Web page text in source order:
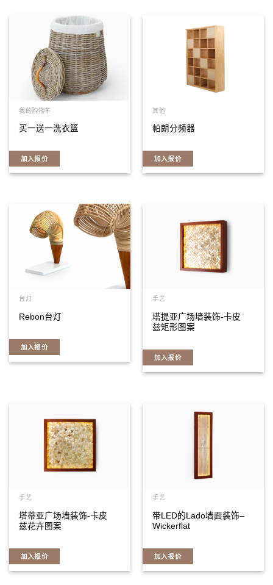
我的购物车
买一送一洗衣篮
加入报价
其他
帕朗分频器
加入报价
台灯
Rebon台灯
加入报价
手艺
塔提亚广场墙装饰-卡皮
兹矩形图案
加入报价
手艺
塔蒂亚广场墙装饰-卡皮
兹花卉图案
加入报价
手艺
带LED的Lado墙面装饰–
Wickerflat
加入报价